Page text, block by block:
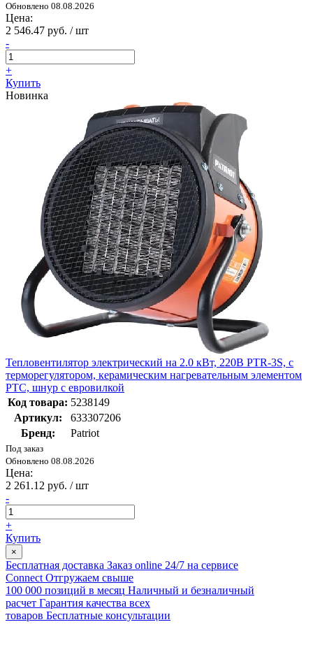
Обновлено 08.08.2026
Цена:
2 546.47 руб. / шт
-
+
Купить
Новинка
Тепловентилятор электрический на 2.0 кВт, 220В PTR-3S, с
терморегулятором, керамическим нагревательным элементом
PTC, шнур с евровилкой
Код товара: 5238149
Артикул:
633307206
Бренд:
Patriot
Под заказ
Обновлено 08.08.2026
Цена:
2 261.12 руб. / шт
-
+
Купить
×
Бесплатная доставка Заказ online 24/7 на сервисе
Connect Отгружаем свыше
100 000 позиций в месяц Наличный и безналичный
расчет Гарантия качества всех
товаров Бесплатные консультации